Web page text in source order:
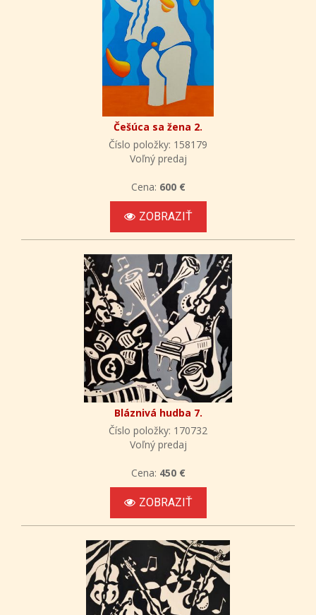
Češúca sa žena 2.
Číslo položky: 158179
Voľný predaj
Cena: 600 €
ZOBRAZIŤ
Bláznivá hudba 7.
Číslo položky: 170732
Voľný predaj
Cena: 450 €
ZOBRAZIŤ